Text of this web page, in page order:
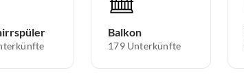
Balkon
179 Unterkünfte